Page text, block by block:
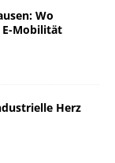
Wo
E-Mobilität
Herz